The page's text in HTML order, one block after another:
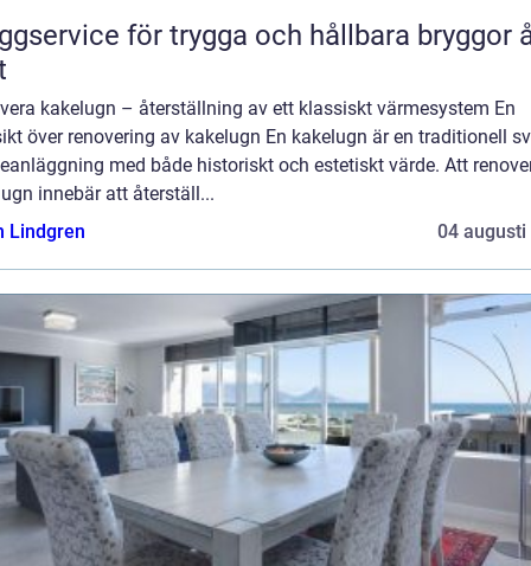
för trygga och hållbara bryggor
kakelugn – återställning av ett klassiskt värmesystem En
över renovering av kakelugn En kakelugn är en traditionell
med både historiskt och estetiskt värde. Att
innebär att återställ...
Lindgren
04 augusti